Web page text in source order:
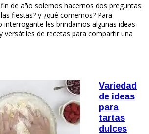
de año solemos hacernos dos preguntas:
fiestas? y ¿qué comemos? Para
interrogante les brindamos algunas ideas
versátiles de recetas para compartir una
Variedad
de ideas
para
tartas
dulces